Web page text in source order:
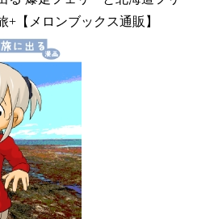
+【メロンブックス通販】